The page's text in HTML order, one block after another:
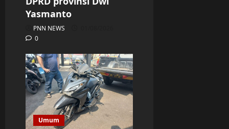
Yasmanto
PNN NEWS
0
Umum